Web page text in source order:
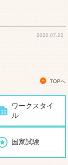
2020.07.22
TOPへ
ワークスタイ
ル
国家試験